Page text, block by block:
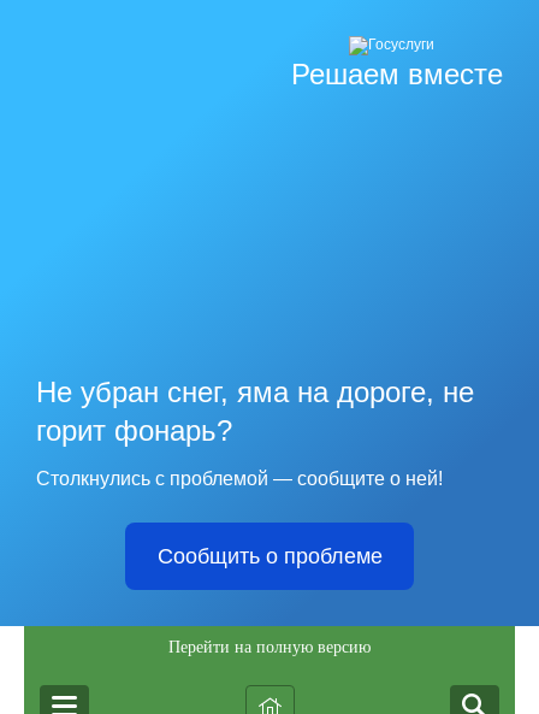
Решаем вместе
Не убран снег, яма на дороге, не
горит фонарь?
Столкнулись с проблемой — сообщите о ней!
Сообщить о проблеме
Перейти на полную версию